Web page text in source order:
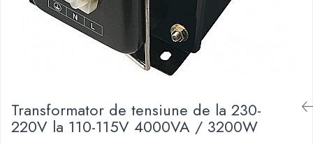
Becuri LED
Electrice
Convertoare tensiune
Baterii Zinc-Aer
Transformator de tensiune de la 230-
220V la 110-115V 4000VA / 3200W